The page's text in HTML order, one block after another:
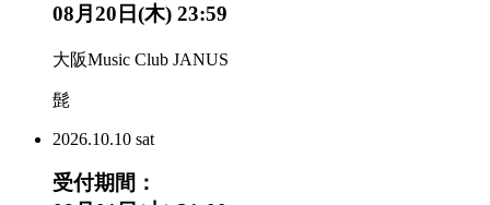
08月20日(木) 23:59
大阪Music Club JANUS
髭
2026.10.10 sat
受付期間：